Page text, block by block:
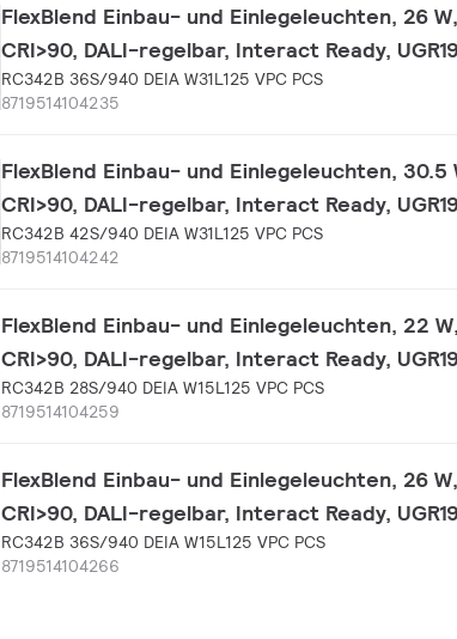
FlexBlend Einbau- und Einlegeleuchten, 26
CRI>90, DALI-regelbar, Interact Ready,
RC342B 36S/940 DEIA W31L125 VPC PCS
8719514104235
FlexBlend Einbau- und Einlegeleuchten, 30.5
CRI>90, DALI-regelbar, Interact Ready,
RC342B 42S/940 DEIA W31L125 VPC PCS
8719514104242
FlexBlend Einbau- und Einlegeleuchten, 22
CRI>90, DALI-regelbar, Interact Ready,
RC342B 28S/940 DEIA W15L125 VPC PCS
8719514104259
FlexBlend Einbau- und Einlegeleuchten, 26
CRI>90, DALI-regelbar, Interact Ready,
RC342B 36S/940 DEIA W15L125 VPC PCS
8719514104266